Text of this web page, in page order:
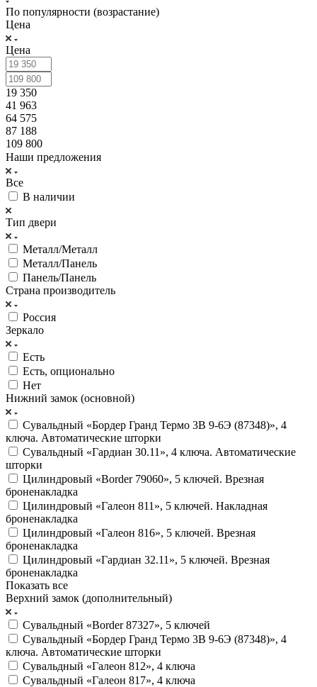
По популярности (возрастание)
Цена
Цена
19 350
41 963
64 575
87 188
109 800
Наши предложения
Все
В наличии
Тип двери
Металл/Металл
Металл/Панель
Панель/Панель
Страна производитель
Россия
Зеркало
Есть
Есть, опционально
Нет
Нижний замок (основной)
Сувальдный «Бордер Гранд Термо 3В 9-6Э (87348)», 4
ключа. Автоматические шторки
Сувальдный «Гардиан 30.11», 4 ключа. Автоматические
шторки
Цилиндровый «Border 79060», 5 ключей. Врезная
броненакладка
Цилиндровый «Галеон 811», 5 ключей. Накладная
броненакладка
Цилиндровый «Галеон 816», 5 ключей. Врезная
броненакладка
Цилиндровый «Гардиан 32.11», 5 ключей. Врезная
броненакладка
Показать все
Верхний замок (дополнительный)
Сувальдный «Border 87327», 5 ключей
Сувальдный «Бордер Гранд Термо 3В 9-6Э (87348)», 4
ключа. Автоматические шторки
Сувальдный «Галеон 812», 4 ключа
Сувальдный «Галеон 817», 4 ключа